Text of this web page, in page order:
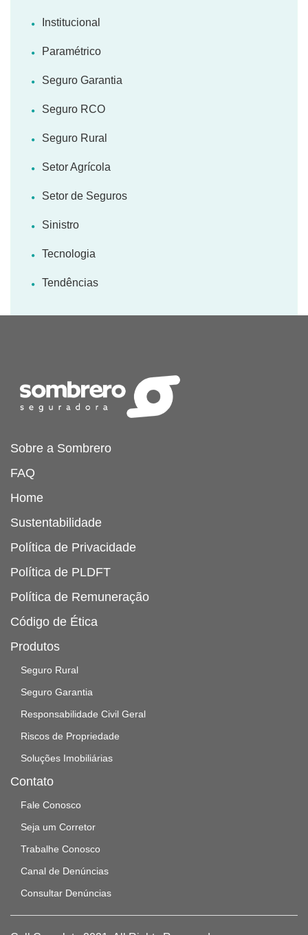
Institucional
Paramétrico
Seguro Garantia
Seguro RCO
Seguro Rural
Setor Agrícola
Setor de Seguros
Sinistro
Tecnologia
Tendências
Sobre a Sombrero
FAQ
Home
Sustentabilidade
Política de Privacidade
Política de PLDFT
Política de Remuneração
Código de Ética
Produtos
Seguro Rural
Seguro Garantia
Responsabilidade Civil Geral
Riscos de Propriedade
Soluções Imobiliárias
Contato
Fale Conosco
Seja um Corretor
Trabalhe Conosco
Canal de Denúncias
Consultar Denúncias